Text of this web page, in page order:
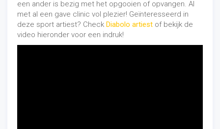
een ander is bezig met het opgooien of opvangen. Al
met al een gave clinic vol plezier! Geïnteresseerd in
deze sport artiest? Check Diabolo artiest of bekijk de
video hieronder voor een indruk!